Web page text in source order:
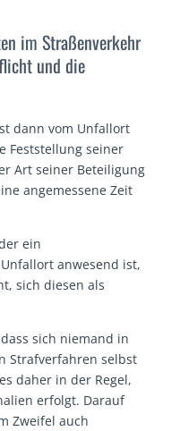
im Straßenverkehr
und die
dann vom Unfallort
Feststellung seiner
Art seiner Beteiligung
angemessene Zeit
ein
anwesend ist,
sich diesen als
sich niemand in
Strafverfahren selbst
daher in der Regel,
erfolgt. Darauf
Zweifel auch